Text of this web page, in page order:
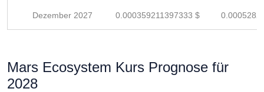
Dezember 2027 0.000359211397333 $
Mars Ecosystem Kurs Prognose für
2028